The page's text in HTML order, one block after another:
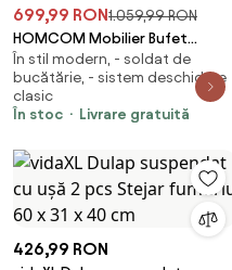
699,99 RON1.059,99 RON
HOMCOM Mobilier Bufet
Bucătărie pentru Cuptor cu
Microunde cu Rafturi și Suport
Condimente Alb | Aosom
În stil modern, - soldat de
bucătărie, - sistem deschidere
clasic
În stoc
Livrare gratuită
426,99 RON